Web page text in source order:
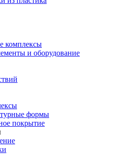
комплексы
и оборудование
формы
покрытие